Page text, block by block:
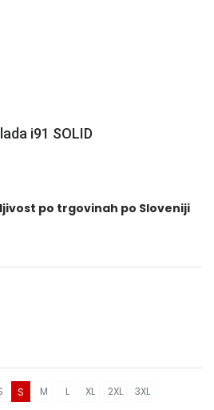
i91 SOLID
po trgovinah po Sloveniji
S M L XL 2XL 3XL